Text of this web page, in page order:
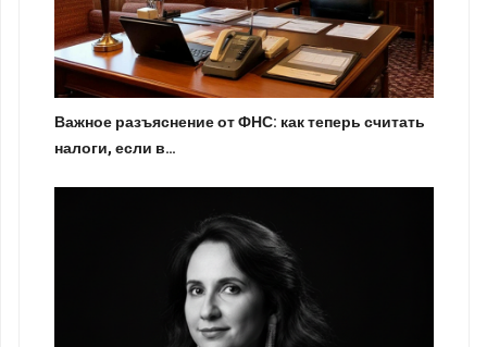
Важное разъяснение от ФНС: как теперь считать
налоги, если в…